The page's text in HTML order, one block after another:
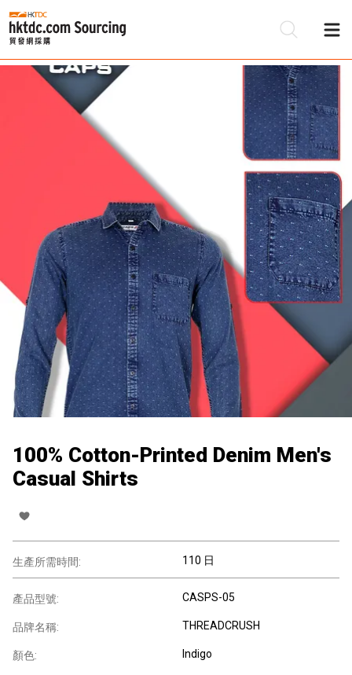
100% Cotton-Printed Denim Men's
Casual Shirts
生產所需時間: 110 日
產品型號: CASPS-05
品牌名稱: THREADCRUSH
顏色: Indigo